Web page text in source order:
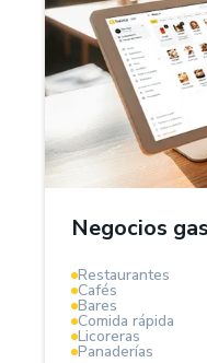
Negocios
Restaurantes
Cafés
Bares
Comida rápida
Licoreras
Panaderías
El Sistema POS
negocios
inventarios de
ingredientes,
márgenes
Optimiza